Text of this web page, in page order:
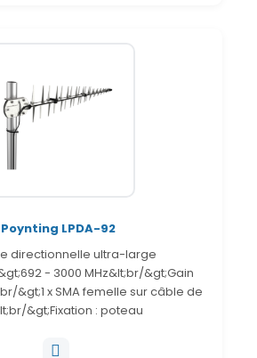
Poynting LPDA-92
directionnelle ultra-large
- 3000 MHz&lt;br/&gt;Gain
&gt;1 x SMA femelle sur câble de
&gt;Fixation : poteau